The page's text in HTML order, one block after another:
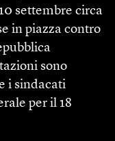
settembre circa
in piazza contro
sono
i sindacati
per il 18